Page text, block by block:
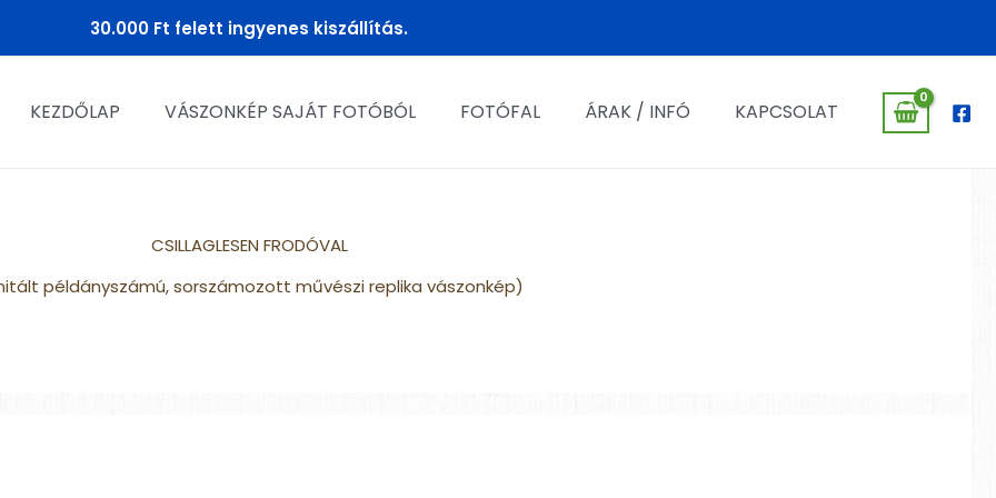
30.000 Ft felett ingyenes kiszállítás.
KEZDŐLAP VÁSZONKÉP SAJÁT FOTÓBÓL FOTÓFAL ÁRAK / INFÓ KAPCSOLAT
CSILLAGLESEN FRODÓVAL
példányszámú, sorszámozott művészi replika vászonkép)